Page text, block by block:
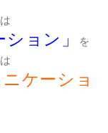
ョン」
を
ケーショ